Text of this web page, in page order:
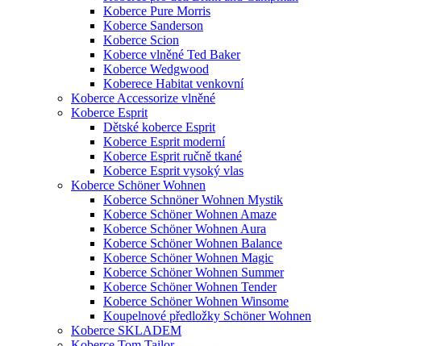
Koberce Pure Morris
Koberce Sanderson
Koberce Scion
Koberce vlněné Ted Baker
Koberce Wedgwood
Koberece Habitat venkovní
Koberce Accessorize vlněné
Koberce Esprit
Dětské koberce Esprit
Koberce Esprit moderní
Koberce Esprit ručně tkané
Koberce Esprit vysoký vlas
Koberce Schöner Wohnen
Koberce Schnöner Wohnen Mystik
Koberce Schöner Wohnen Amaze
Koberce Schöner Wohnen Aura
Koberce Schöner Wohnen Balance
Koberce Schöner Wohnen Magic
Koberce Schöner Wohnen Summer
Koberce Schöner Wohnen Tender
Koberce Schöner Wohnen Winsome
Koupelnové předložky Schöner Wohnen
Koberce SKLADEM